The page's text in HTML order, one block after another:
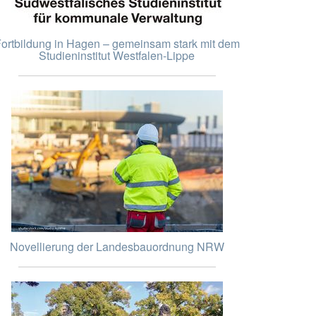
in Hagen – gemeinsam stark mit dem
Studieninstitut Westfalen-Lippe
Novellierung der Landesbauordnung NRW